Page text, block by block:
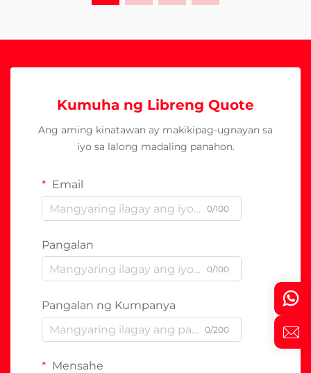
Kumuha ng Libreng Quote
Ang aming kinatawan ay makikipag-ugnayan sa
iyo sa lalong madaling panahon.
Email
0/100
Pangalan
0/100
Pangalan ng Kumpanya
0/200
Mensahe